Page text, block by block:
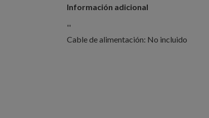
Información adicional
''
Cable de alimentación: No incluido